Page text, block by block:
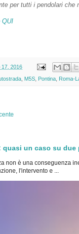
per tutti i pendolari che
QUI
17, 2016
M5S Pontina Roma-
quasi un caso su
non è una conseguenza
l'intervento e ...